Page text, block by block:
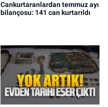
Cankurtaranlardan temmuz ayı
bilançosu: 141 can kurtarıldı